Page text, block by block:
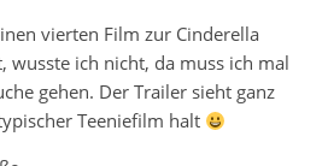
vierten Film zur Cinderella
wusste ich nicht, da muss ich mal
gehen. Der Trailer sieht ganz
Teeniefilm halt